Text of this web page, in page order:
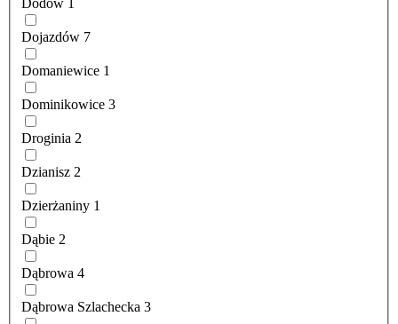
Dodów 1
Dojazdów 7
Domaniewice 1
Dominikowice 3
Droginia 2
Dzianisz 2
Dzierżaniny 1
Dąbie 2
Dąbrowa 4
Dąbrowa Szlachecka 3